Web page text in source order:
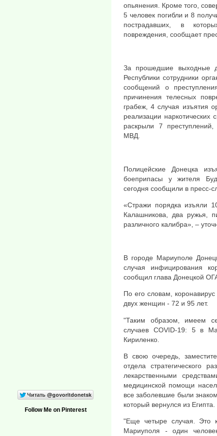
опьянения. Кроме того,
5 человек погибли и 8
пострадавших, в
повреждения, сообщает
За прошедшие выходные
Республики сотрудники
сообщений о
причинения телесных
грабеж, 4 случая изъятия
реализации
раскрыли 7
МВД.
Полицейские Донецка
боеприпасы у жителя
сегодня сообщили в пресс-
«Стражи порядка изъяли
Калашникова, два ружья,
различного калибра», –
В городе Мариуполе
случая инфицирования
сообщил глава Донецкой
По его словам,
двух женщин - 72 и 95 лет.
"Таким образом, имеем
случаев COVID-19: 5 в
Кириленко.
В свою очередь,
отдела стратегического
лекарственными
медицинской помощи
все заболевшие были
который вернулся из Египта.
"Еще четыре случая. Это
Мариуполя - один
Follow Me on Pinterest